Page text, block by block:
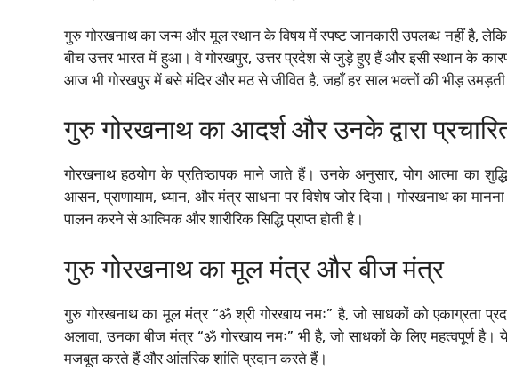
गुरु गोरखनाथ का जन्म और मूल स्थान के विषय में स्पष्ट जानकारी उपलब्ध नहीं है,
बीच उत्तर भारत में हुआ। वे गोरखपुर, उत्तर प्रदेश से जुड़े हुए हैं और इसी स्थान के
आज भी गोरखपुर में बसे मंदिर और मठ से जीवित है, जहाँ हर साल भक्तों की भीड़
गुरु गोरखनाथ का आदर्श और उनके द्वारा प्रचारित
गोरखनाथ हठयोग के प्रतिष्ठापक माने जाते हैं। उनके अनुसार, योग आत्मा का
आसन, प्राणायाम, ध्यान, और मंत्र साधना पर विशेष जोर दिया। गोरखनाथ का
पालन करने से आत्मिक और शारीरिक सिद्धि प्राप्त होती है।
गुरु गोरखनाथ का मूल मंत्र और बीज मंत्र
गुरु गोरखनाथ का मूल मंत्र “ॐ श्री गोरखाय नमः” है, जो साधकों को एकाग्रता
अलावा, उनका बीज मंत्र “ॐ गोरखाय नमः” भी है, जो साधकों के लिए महत्वपूर्ण
मजबूत करते हैं और आंतरिक शांति प्रदान करते हैं।